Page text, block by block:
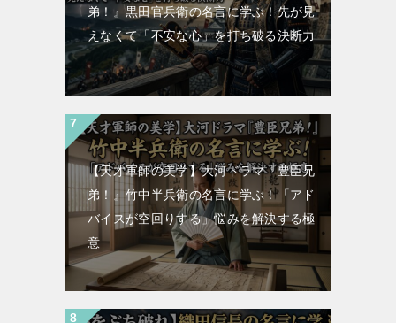
弟！』黒田官兵衛の名言に学ぶ！先が見
えなくて「不安な心」を打ち破る決断力
【天才軍師の美学】大河ドラマ『豊臣兄
弟！』竹中半兵衛の名言に学ぶ！「アド
バイスが空回りする」悩みを解決する極
意